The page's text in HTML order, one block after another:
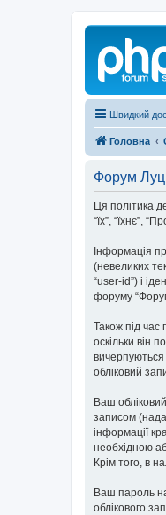
Швидкий
Головна
Форум
Ця політика
“їх”, “їхнє”,
Інформація
(невеликих
“user-id”) і
форуму
Також під час
оскільки він
вичерпуються
обліковий
Ваш
записом
інформації
необхідною
Крім того, в
Ваш пароль
облікового